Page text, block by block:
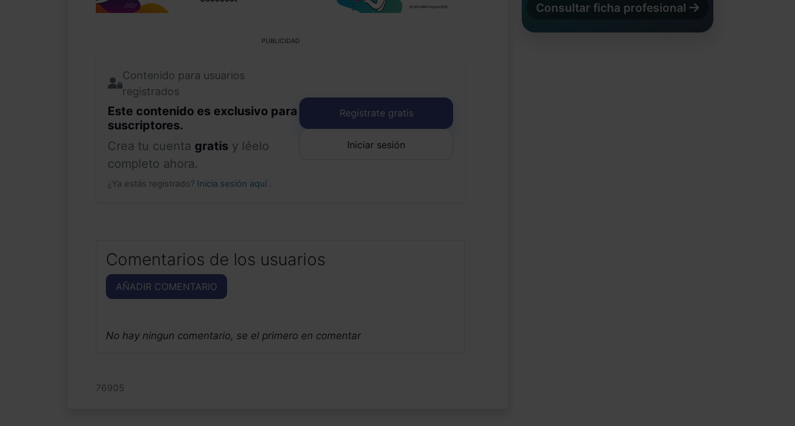
PUBLICIDAD
Contenido para usuarios
registrados
Este contenido es exclusivo para
suscriptores.
Crea tu cuenta gratis y léelo
completo ahora.
¿Ya estás registrado? Inicia sesión aquí .
Regístrate gratis
Iniciar sesión
Comentarios de los usuarios
AÑADIR COMENTARIO
No hay ningun comentario, se el primero en comentar
76905
Consultar ficha profesional